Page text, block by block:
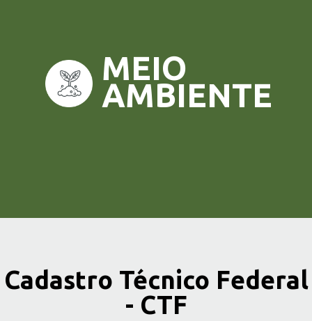
Cadastro Técnico Federal
- CTF